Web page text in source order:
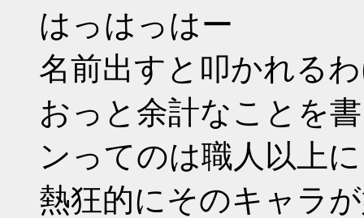
はっはっはー
名前出すと叩かれる
おっと余計なことを
ンってのは職人以上に
熱狂的にそのキャラ